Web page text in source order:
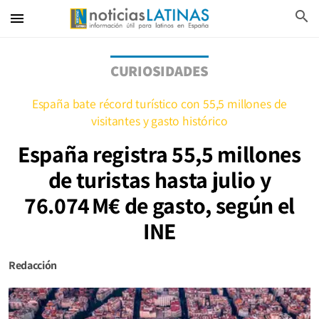
menu search
CURIOSIDADES
España bate récord turístico con 55,5 millones de
visitantes y gasto histórico
España registra 55,5 millones
de turistas hasta julio y
76.074 M€ de gasto, según el
INE
Redacción